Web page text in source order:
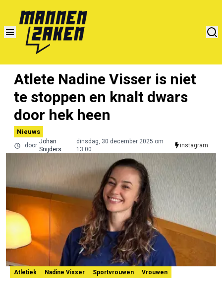
Atlete Nadine Visser is niet
te stoppen en knalt dwars
door hek heen
Nieuws
door
Johan
Snijders
dinsdag, 30 december 2025 om
13:00
instagram
Atletiek Nadine Visser Sportvrouwen Vrouwen